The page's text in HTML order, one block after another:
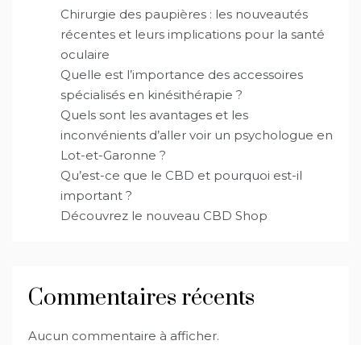
Chirurgie des paupières : les nouveautés
récentes et leurs implications pour la santé
oculaire
Quelle est l’importance des accessoires
spécialisés en kinésithérapie ?
Quels sont les avantages et les
inconvénients d’aller voir un psychologue en
Lot-et-Garonne ?
Qu’est-ce que le CBD et pourquoi est-il
important ?
Découvrez le nouveau CBD Shop
Commentaires récents
Aucun commentaire à afficher.